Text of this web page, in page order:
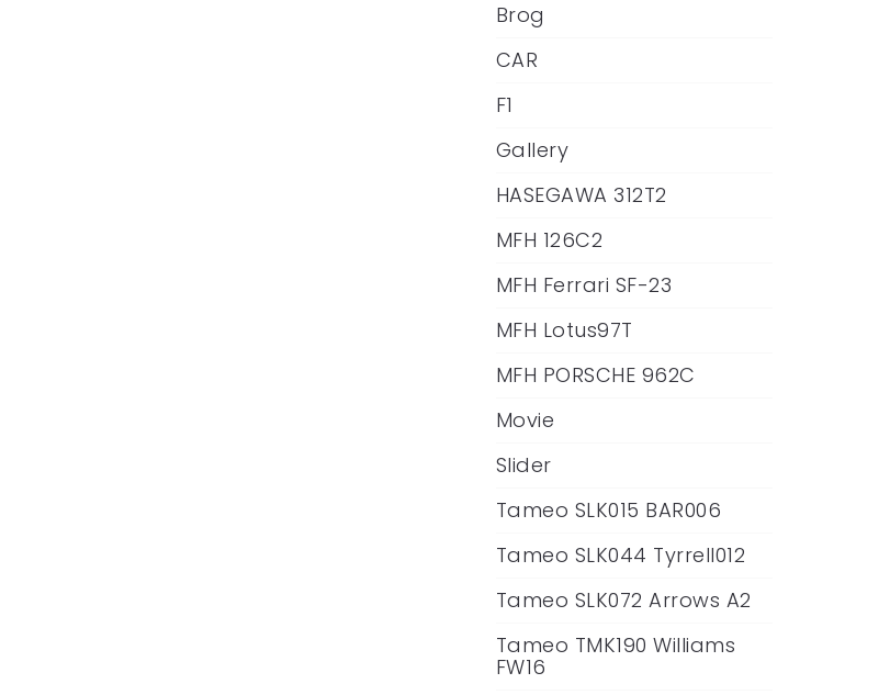
Brog
CAR
F1
Gallery
HASEGAWA 312T2
MFH 126C2
MFH Ferrari SF-23
MFH Lotus97T
MFH PORSCHE 962C
Movie
Slider
Tameo SLK015 BAR006
Tameo SLK044 Tyrrell012
Tameo SLK072 Arrows A2
Tameo TMK190 Williams
FW16